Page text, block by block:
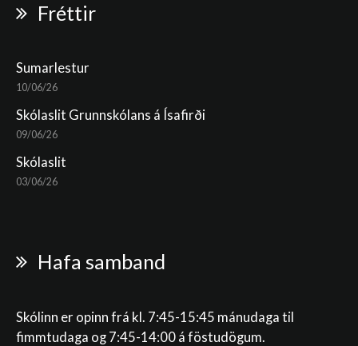
Fréttir
Sumarlestur
10/06/26
Skólaslit Grunnskólans á Ísafirði
09/06/26
Skólaslit
03/06/26
Hafa samband
Skólinn er opinn frá kl. 7:45-15:45 mánudaga til
fimmtudaga og 7:45-14:00 á föstudögum.